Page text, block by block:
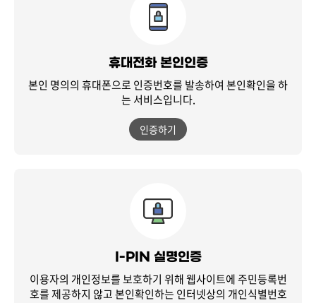
휴대전화 본인인증
본인 명의의 휴대폰으로 인증번호를 발송하여 본인확인을 하
는 서비스입니다.
인증하기
I-PIN 실명인증
이용자의 개인정보를 보호하기 위해 웹사이트에 주민등록번
호를 제공하지 않고본인확인하는 인터넷상의 개인식별번호